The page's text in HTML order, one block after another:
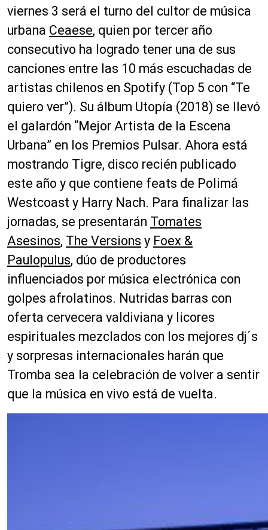
viernes 3 será el turno del cultor de música
urbana Ceaese, quien por tercer año
consecutivo ha logrado tener una de sus
canciones entre las 10 más escuchadas de
artistas chilenos en Spotify (Top 5 con “Te
quiero ver”). Su álbum Utopía (2018) se llevó
el galardón “Mejor Artista de la Escena
Urbana” en los Premios Pulsar. Ahora está
mostrando Tigre, disco recién publicado
este año y que contiene feats de Polimá
Westcoast y Harry Nach. Para finalizar las
jornadas, se presentarán Tomates
Asesinos, The Versions y Foex &
Paulopulus, dúo de productores
influenciados por música electrónica con
golpes afrolatinos. Nutridas barras con
oferta cervecera valdiviana y licores
espirituales mezclados con los mejores dj´s
y sorpresas internacionales harán que
Tromba sea la celebración de volver a sentir
que la música en vivo está de vuelta.